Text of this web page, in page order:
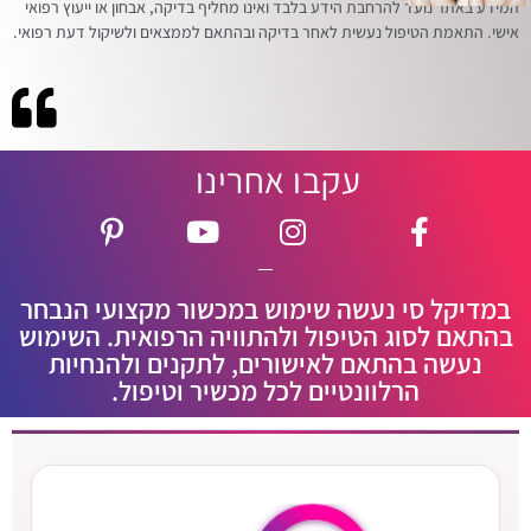
המידע באתר נועד להרחבת הידע בלבד ואינו מחליף בדיקה, אבחון או ייעוץ רפואי
אישי. התאמת הטיפול נעשית לאחר בדיקה ובהתאם לממצאים ולשיקול דעת רפואי.
עקבו אחרינו
במדיקל סי נעשה שימוש במכשור מקצועי הנבחר
בהתאם לסוג הטיפול ולהתוויה הרפואית. השימוש
נעשה בהתאם לאישורים, לתקנים ולהנחיות
הרלוונטיים לכל מכשיר וטיפול.